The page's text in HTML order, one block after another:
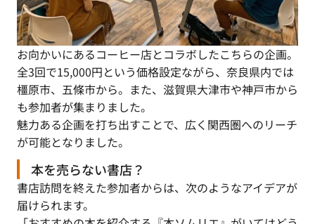
お向かいにあるコーヒー店とコラボしたこちらの企画。
全3回で15,000円という価格設定ながら、奈良県内では
橿原市、五條市から。また、滋賀県大津市や神戸市から
も参加者が集まりました。
魅力ある企画を打ち出すことで、広く関西圏へのリーチ
が可能となりました。
本を売らない書店？
書店訪問を終えた参加者からは、次のようなアイデアが
届けられます。